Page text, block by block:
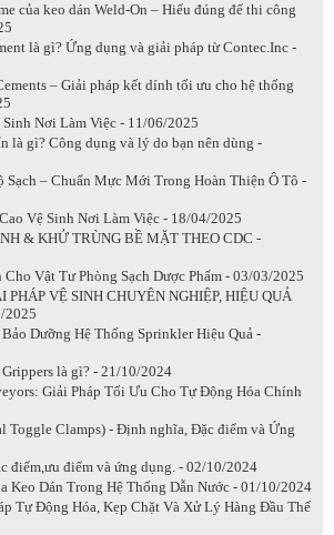
của keo dán Weld-On – Hiểu đúng để thi công
là gì? Ứng dụng và giải pháp từ Contec.Inc -
– Giải pháp kết dính tối ưu cho hệ thống
Nơi Làm Việc - 11/06/2025
là gì? Công dụng và lý do bạn nên dùng -
– Chuẩn Mực Mới Trong Hoàn Thiện Ô Tô -
Vệ Sinh Nơi Làm Việc - 18/04/2025
& KHỬ TRÙNG BỀ MẶT THEO CDC -
Cho Vật Tư Phòng Sạch Dược Phẩm - 03/03/2025
PHÁP VỆ SINH CHUYÊN NGHIỆP, HIỆU QUẢ
2025
Dưỡng Hệ Thống Sprinkler Hiệu Quả -
là gì? - 21/10/2024
Giải Pháp Tối Ưu Cho Tự Động Hóa Chính
Toggle Clamps) - Định nghĩa, Đặc điểm và Ứng
điểm,ưu điểm và ứng dụng. - 02/10/2024
Keo Dán Trong Hệ Thống Dẫn Nước - 01/10/2024
Tự Động Hóa, Kẹp Chặt Và Xử Lý Hàng Đầu Thế